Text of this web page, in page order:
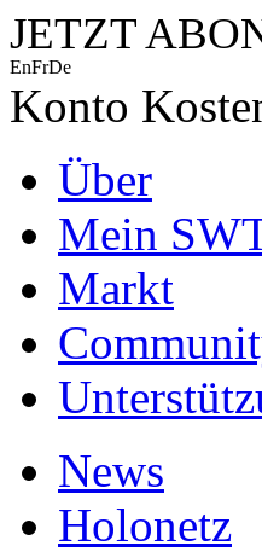
JETZT
EnFrDe
Konto
Über
Mein
Markt
News
Holonetz